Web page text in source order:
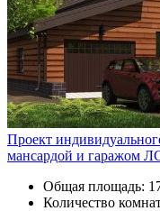
Проект
мансардой и гаражом
Общая площадь:
Количество